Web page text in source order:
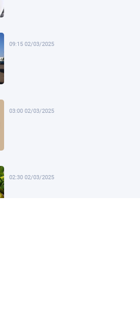
09:15 02/03/2025
03:00 02/03/2025
02:30 02/03/2025